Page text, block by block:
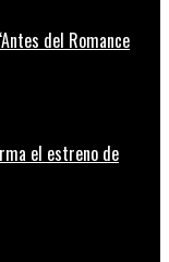
del Romance
el estreno de